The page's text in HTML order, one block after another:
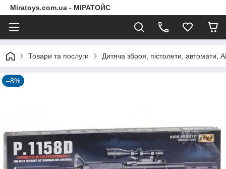
Miratoys.com.ua - МІРАТОЙС
Товари та послуги Дитяча зброя, пістолети, автомати,
–8%